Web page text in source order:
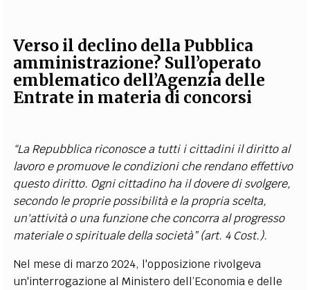
Verso il declino della Pubblica
amministrazione? Sull’operato
emblematico dell’Agenzia delle
Entrate in materia di concorsi
“La Repubblica riconosce a tutti i cittadini il diritto al
lavoro e promuove le condizioni che rendano effettivo
questo diritto. Ogni cittadino ha il dovere di svolgere,
secondo le proprie possibilità e la propria scelta,
un'attività o una funzione che concorra al progresso
materiale o spirituale della società” (art. 4 Cost.).
Nel mese di marzo 2024, l'opposizione rivolgeva
un'interrogazione al Ministero dell’Economia e delle